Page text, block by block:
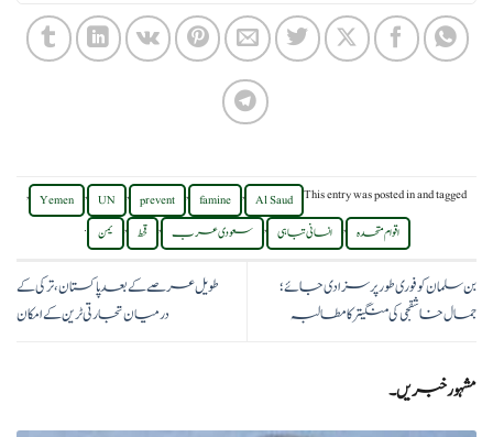
This entry was posted inand tagged
Al Saud
,
famine
,
prevent
,
UN
,
Yemen
,
اقوام متحدہ , انسانی تباہی , سعودی عرب , قحط , یمن .
بن سلمان کو فوری طور پر سزا دی جائے؛
جمال خاشقجی کی منگیتر کا مطالبہ
طویل عرصے کے بعد پاکستان، ترکی کے
درمیان تجارتی ٹرین کے امکان
مشہور خبریں۔